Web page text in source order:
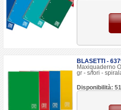
BLASETTI -
Maxiquaderno
gr - s/fori -
Disponibilità: